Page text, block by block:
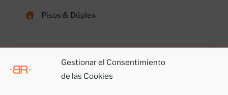
Gestionar el Consentimiento
de las Cookies
Pisos & Dúplex